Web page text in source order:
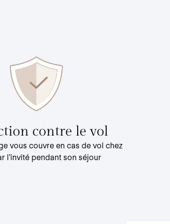
contre le vol
vous couvre en cas de vol chez
l'invité pendant son séjour